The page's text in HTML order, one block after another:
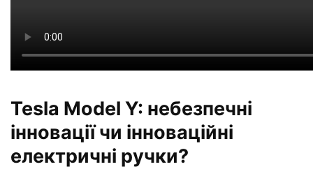
Tesla Model Y: небезпечні
інновації чи інноваційні
електричні ручки?